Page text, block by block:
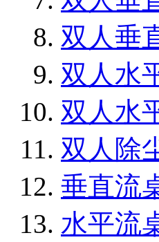
双人垂
双人水
双人水
双人除
垂直流
水平流